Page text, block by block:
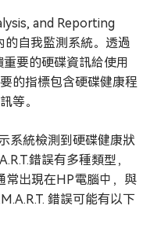
and Reporting
自我監測系統。透過
重要的硬碟資訊給使用
的指標包含硬碟健康程
等。
系統檢測到硬碟健康狀
錯誤有多種類型，
常出現在HP電腦中，與
錯誤可能有以下